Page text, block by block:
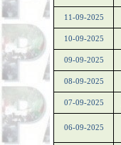
11-09-2025
10-09-2025
09-09-2025
08-09-2025
07-09-2025
06-09-2025